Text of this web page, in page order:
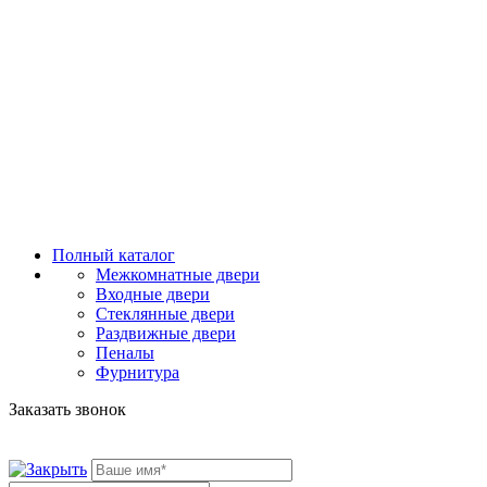
Полный каталог
Межкомнатные двери
Входные двери
Стеклянные двери
Раздвижные двери
Пеналы
Фурнитура
Заказать звонок